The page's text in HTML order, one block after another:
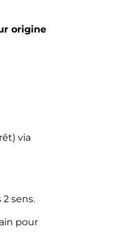
origine
via
sens.
pour